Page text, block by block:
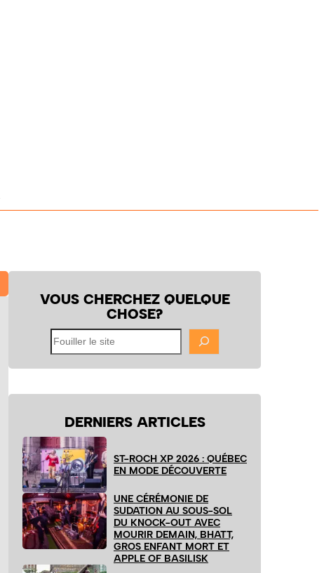
VOUS CHERCHEZ QUELQUE
CHOSE?
Fouiller
le
site
DERNIERS ARTICLES
ST-ROCH XP 2026 : QUÉBEC
EN MODE DÉCOUVERTE
UNE CÉRÉMONIE DE
SUDATION AU SOUS-SOL
DU KNOCK-OUT AVEC
MOURIR DEMAIN, BHATT,
GROS ENFANT MORT ET
APPLE OF BASILISK